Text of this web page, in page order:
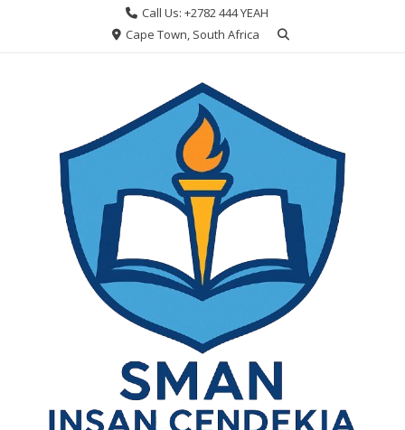
Call Us: +2782 444 YEAH
Cape Town, South Africa